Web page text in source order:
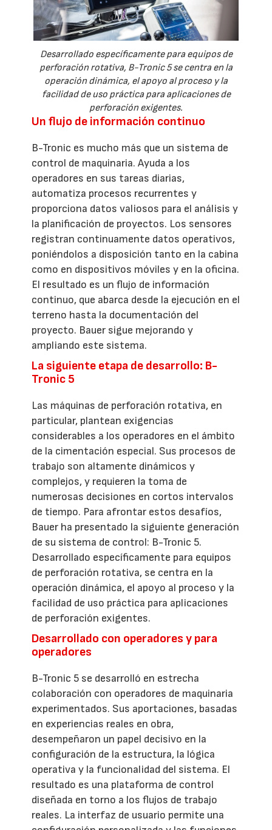
Desarrollado específicamente para equipos de
perforación rotativa, B-Tronic 5 se centra en la
operación dinámica, el apoyo al proceso y la
facilidad de uso práctica para aplicaciones de
perforación exigentes.
Un flujo de información continuo
B-Tronic es mucho más que un sistema de
control de maquinaria. Ayuda a los
operadores en sus tareas diarias,
automatiza procesos recurrentes y
proporciona datos valiosos para el análisis y
la planificación de proyectos. Los sensores
registran continuamente datos operativos,
poniéndolos a disposición tanto en la cabina
como en dispositivos móviles y en la oficina.
El resultado es un flujo de información
continuo, que abarca desde la ejecución en el
terreno hasta la documentación del
proyecto. Bauer sigue mejorando y
ampliando este sistema.
La siguiente etapa de desarrollo: B-
Tronic 5
Las máquinas de perforación rotativa, en
particular, plantean exigencias
considerables a los operadores en el ámbito
de la cimentación especial. Sus procesos de
trabajo son altamente dinámicos y
complejos, y requieren la toma de
numerosas decisiones en cortos intervalos
de tiempo. Para afrontar estos desafíos,
Bauer ha presentado la siguiente generación
de su sistema de control: B-Tronic 5.
Desarrollado específicamente para equipos
de perforación rotativa, se centra en la
operación dinámica, el apoyo al proceso y la
facilidad de uso práctica para aplicaciones
de perforación exigentes.
Desarrollado con operadores y para
operadores
B-Tronic 5 se desarrolló en estrecha
colaboración con operadores de maquinaria
experimentados. Sus aportaciones, basadas
en experiencias reales en obra,
desempeñaron un papel decisivo en la
configuración de la estructura, la lógica
operativa y la funcionalidad del sistema. El
resultado es una plataforma de control
diseñada en torno a los flujos de trabajo
reales. La interfaz de usuario permite una